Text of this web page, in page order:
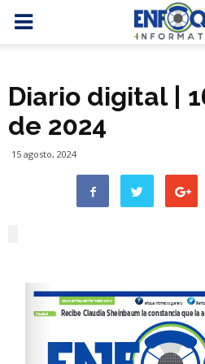
Diario digital |
de 2024
15 agosto, 2024